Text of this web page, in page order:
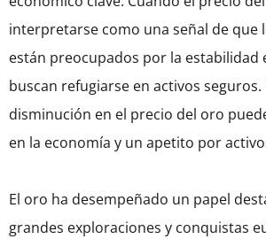
interpretarse como una señal de que
están preocupados por la estabilidad
buscan refugiarse en activos
disminución en el precio del oro
en la economía y un apetito por
El oro ha desempeñado un papel
grandes exploraciones y conquistas